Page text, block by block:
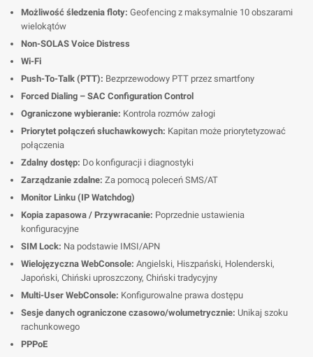
Możliwość śledzenia floty: Geofencing z maksymalnie 10 obszarami
wielokątów
Non-SOLAS Voice Distress
Wi-Fi
Push-To-Talk (PTT): Bezprzewodowy PTT przez smartfony
Forced Dialing – SAC Configuration Control
Ograniczone wybieranie: Kontrola rozmów załogi
Priorytet połączeń słuchawkowych: Kapitan może priorytetyzować
połączenia
Zdalny dostęp: Do konfiguracji i diagnostyki
Zarządzanie zdalne: Za pomocą poleceń SMS/AT
Monitor Linku (IP Watchdog)
Kopia zapasowa / Przywracanie: Poprzednie ustawienia
konfiguracyjne
SIM Lock: Na podstawie IMSI/APN
Wielojęzyczna WebConsole: Angielski, Hiszpański, Holenderski,
Japoński, Chiński uproszczony, Chiński tradycyjny
Multi-User WebConsole: Konfigurowalne prawa dostępu
Sesje danych ograniczone czasowo/wolumetrycznie: Unikaj szoku
rachunkowego
PPPoE